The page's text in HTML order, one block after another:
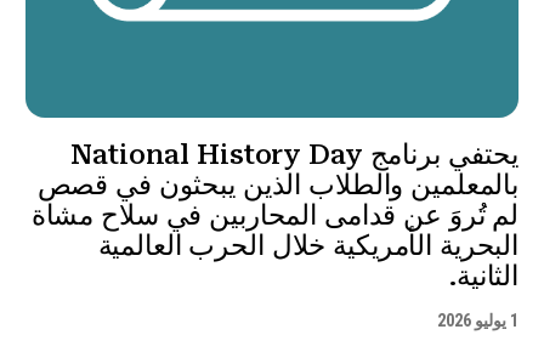
يحتفي برنامج National History Day
بالمعلمين والطلاب الذين يبحثون في قصص
لم تُروَ عن قدامى المحاربين في سلاح مشاة
البحرية الأمريكية خلال الحرب العالمية
الثانية.
1 يوليو 2026